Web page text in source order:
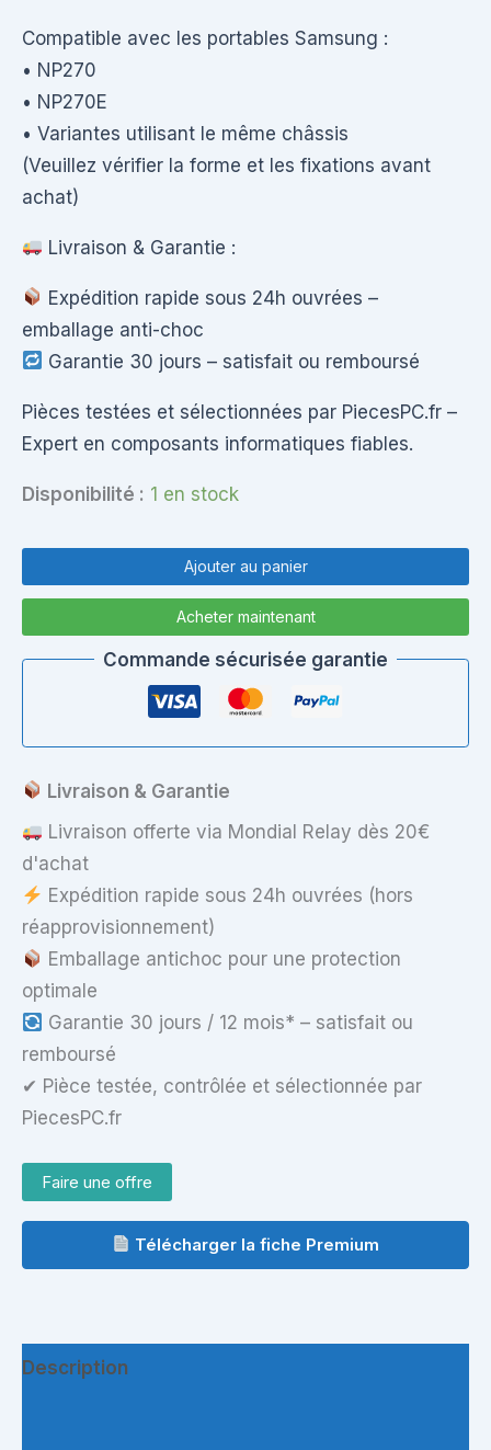
Compatible avec les portables Samsung :
• NP270
• NP270E
• Variantes utilisant le même châssis
(Veuillez vérifier la forme et les fixations avant
achat)
Livraison & Garantie :
Expédition rapide sous 24h ouvrées –
emballage anti-choc
Garantie 30 jours – satisfait ou remboursé
Pièces testées et sélectionnées par PiecesPC.fr –
Expert en composants informatiques fiables.
Disponibilité : 1 en stock
CHARNIÈRES
+
Ajouter au panier
Acheter maintenant
Commande sécurisée garantie
Livraison & Garantie
Livraison offerte via Mondial Relay dès 20€
d'achat
Expédition rapide sous 24h ouvrées (hors
réapprovisionnement)
Emballage antichoc pour une protection
optimale
Garantie 30 jours / 12 mois* – satisfait ou
remboursé
✔ Pièce testée, contrôlée et sélectionnée par
PiecesPC.fr
Faire une offre
Télécharger la fiche Premium
Description